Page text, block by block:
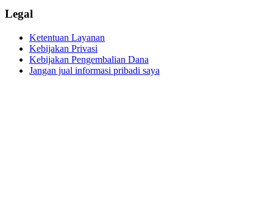
Legal
Ketentuan Layanan
Kebijakan Privasi
Kebijakan Pengembalian Dana
Jangan jual informasi pribadi saya